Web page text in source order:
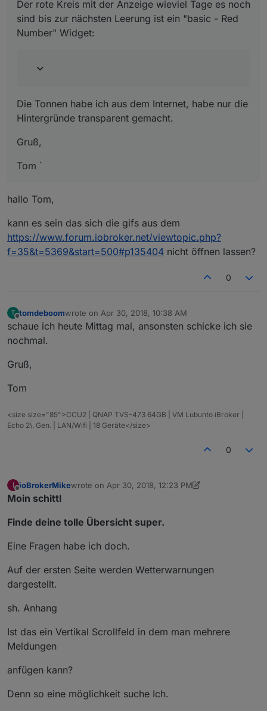
Der rote Kreis mit der Anzeige wieviel Tage es noch
sind bis zur nächsten Leerung ist ein "basic - Red
Number" Widget:
Die Tonnen habe ich aus dem Internet, habe nur die
Hintergründe transparent gemacht.
Gruß,
Tom `
hallo Tom,
kann es sein das sich die gifs aus dem
https://www.forum.iobroker.net/viewtopic.php?
f=35&t=5369&start=500#p135404 nicht öffnen lassen?
0
T
Offline
tomdeboomwrote on Apr 30, 2018, 10:38 AM
last edited by
schaue ich heute Mittag mal, ansonsten schicke ich sie
nochmal.
Gruß,
Tom
<size size="85">CCU2 | QNAP TVS-473 64GB | VM Lubunto iBroker |
Echo 2\. Gen. | LAN/Wifi | 18 Geräte</size>
0
I
Offline
ioBrokerMikewrote on Apr 30, 2018, 12:23 PM
last edited by Jey Cee Jun 22, 2019, 11:34 PM
Moin schittl
Finde deine tolle Übersicht super.
Eine Fragen habe ich doch.
Auf der ersten Seite werden Wetterwarnungen
dargestellt.
sh. Anhang
Ist das ein Vertikal Scrollfeld in dem man mehrere
Meldungen
anfügen kann?
Denn so eine möglichkeit suche Ich.